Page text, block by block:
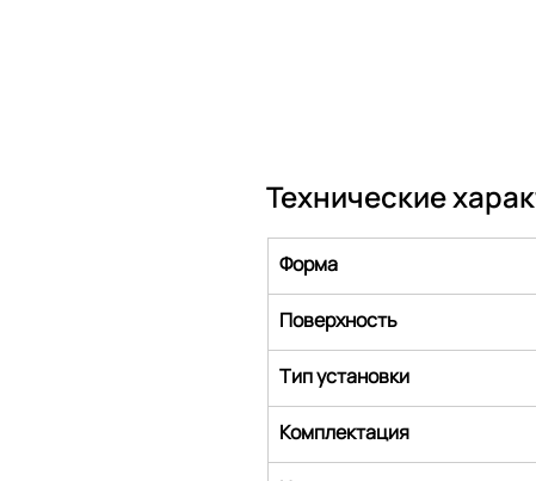
Технические
Форма
Поверхность
Тип установки
Комплектация